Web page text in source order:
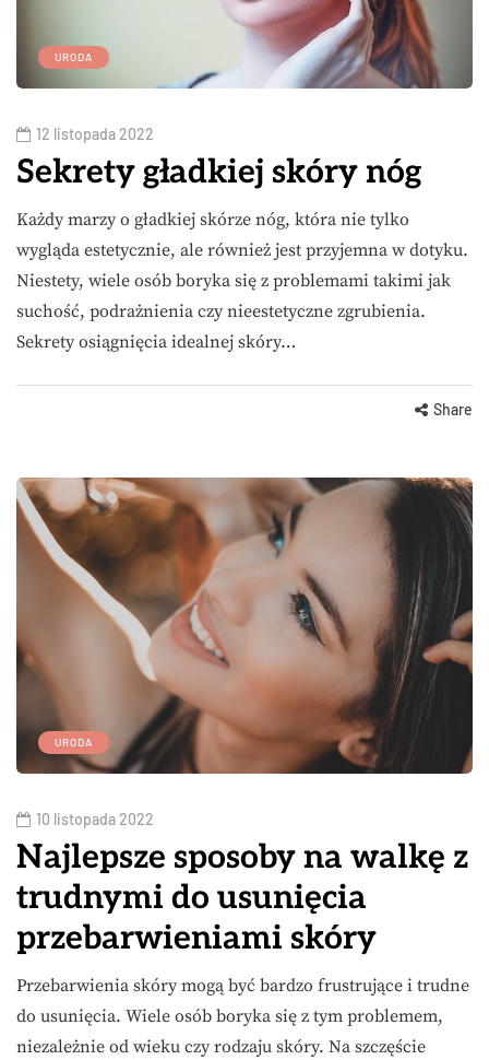
URODA
12 listopada 2022
Sekrety gładkiej skóry nóg
Każdy marzy o gładkiej skórze nóg, która nie tylko
wygląda estetycznie, ale również jest przyjemna w dotyku.
Niestety, wiele osób boryka się z problemami takimi jak
suchość, podrażnienia czy nieestetyczne zgrubienia.
Sekrety osiągnięcia idealnej skóry…
Share
URODA
10 listopada 2022
Najlepsze sposoby na walkę z
trudnymi do usunięcia
przebarwieniami skóry
Przebarwienia skóry mogą być bardzo frustrujące i trudne
do usunięcia. Wiele osób boryka się z tym problemem,
niezależnie od wieku czy rodzaju skóry. Na szczęście